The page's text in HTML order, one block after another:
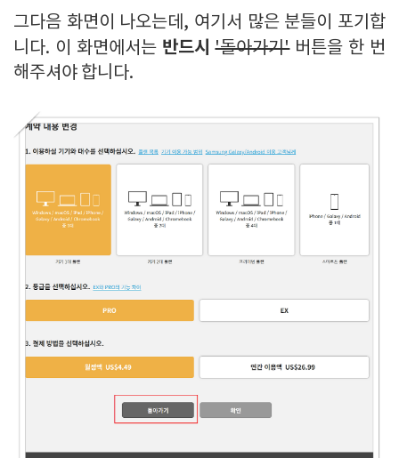
그다음 화면이 나오는데, 여기서 많은 분들이 포기합
니다. 이 화면에서는 반드시 '돌아가기'버튼을 한 번
해주셔야 합니다.